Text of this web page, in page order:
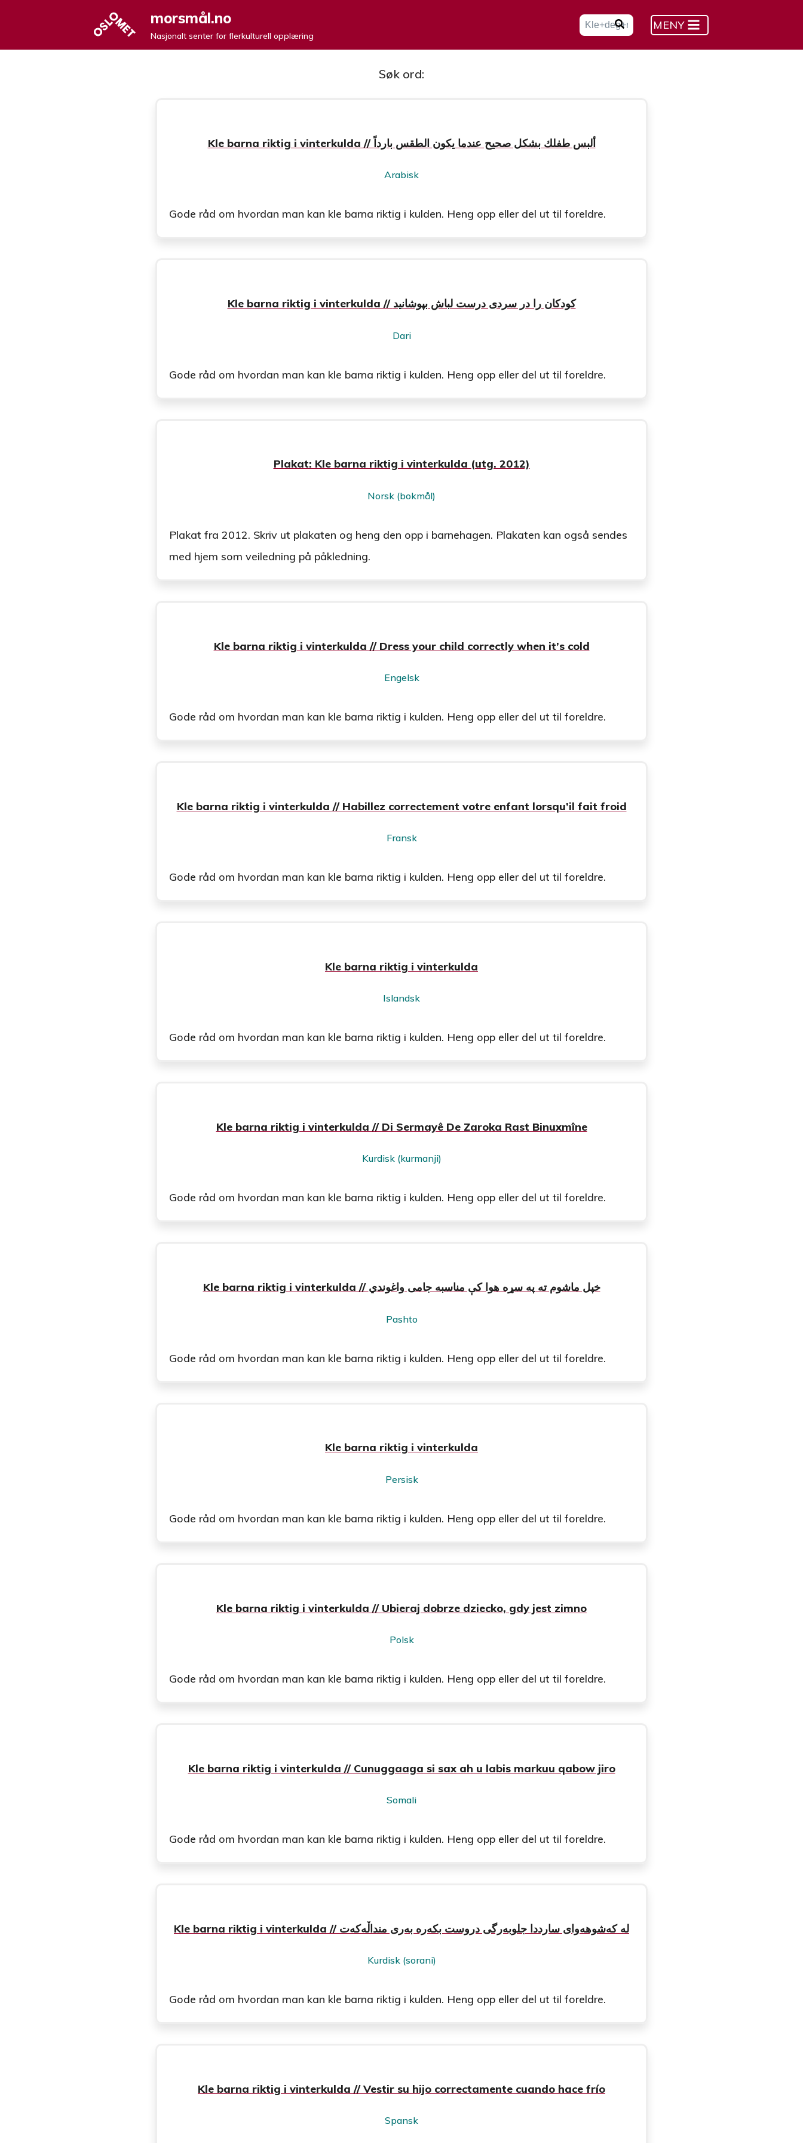
morsmål.no
Nasjonalt senter for flerkulturell opplæring
MENY
Søk ord:
Kle barna riktig i vinterkulda // ألبس طفلك بشكل صحيح عندما يكون الطقس بارداً
Arabisk
Gode råd om hvordan man kan kle barna riktig i kulden. Heng opp eller del ut til foreldre.
Kle barna riktig i vinterkulda // کودکان را در سردی درست لباش بپوشانید
Dari
Gode råd om hvordan man kan kle barna riktig i kulden. Heng opp eller del ut til foreldre.
Plakat: Kle barna riktig i vinterkulda (utg. 2012)
Norsk (bokmål)
Plakat fra 2012. Skriv ut plakaten og heng den opp i barnehagen. Plakaten kan også sendes
med hjem som veiledning på påkledning.
Kle barna riktig i vinterkulda // Dress your child correctly when it’s cold
Engelsk
Gode råd om hvordan man kan kle barna riktig i kulden. Heng opp eller del ut til foreldre.
Kle barna riktig i vinterkulda // Habillez correctement votre enfant lorsqu’il fait froid
Fransk
Gode råd om hvordan man kan kle barna riktig i kulden. Heng opp eller del ut til foreldre.
Kle barna riktig i vinterkulda
Islandsk
Gode råd om hvordan man kan kle barna riktig i kulden. Heng opp eller del ut til foreldre.
Kle barna riktig i vinterkulda // Di Sermayê De Zaroka Rast Binuxmîne
Kurdisk (kurmanji)
Gode råd om hvordan man kan kle barna riktig i kulden. Heng opp eller del ut til foreldre.
Kle barna riktig i vinterkulda // خپل ماشوم ته په سړه هوا کې مناسبه جامی واغوندي
Pashto
Gode råd om hvordan man kan kle barna riktig i kulden. Heng opp eller del ut til foreldre.
Kle barna riktig i vinterkulda
Persisk
Gode råd om hvordan man kan kle barna riktig i kulden. Heng opp eller del ut til foreldre.
Kle barna riktig i vinterkulda // Ubieraj dobrze dziecko, gdy jest zimno
Polsk
Gode råd om hvordan man kan kle barna riktig i kulden. Heng opp eller del ut til foreldre.
Kle barna riktig i vinterkulda // Cunuggaaga si sax ah u labis markuu qabow jiro
Somali
Gode råd om hvordan man kan kle barna riktig i kulden. Heng opp eller del ut til foreldre.
Kle barna riktig i vinterkulda // لە کەشوهەوای سارددا جلوبەرگی دروست بکەرە بەری منداڵەکەت
Kurdisk (sorani)
Gode råd om hvordan man kan kle barna riktig i kulden. Heng opp eller del ut til foreldre.
Kle barna riktig i vinterkulda // Vestir su hijo correctamente cuando hace frío
Spansk